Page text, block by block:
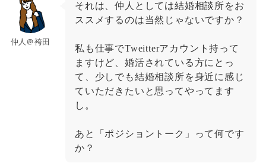
仲人＠袴田
それは、仲人としては結婚相談所をお
ススメするのは当然じゃないですか？
私も仕事でTweitterアカウント持って
ますけど、婚活されている方にとっ
て、少しでも結婚相談所を身近に感じ
ていただきたいと思ってやってます
し。
あと「ポジショントーク」って何です
か？